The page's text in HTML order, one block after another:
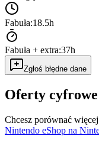
Fabuła:18.5h
Fabuła + extra:37h
Zgłoś błędne dane
Oferty cyfrowe
Chcesz porównać
Nintendo eShop na